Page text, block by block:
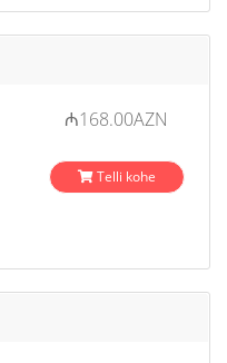
₼168.00AZN
Telli kohe